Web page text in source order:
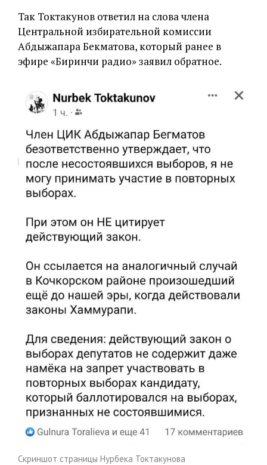
Так Токтакунов ответил на слова члена
Центральной избирательной комиссии
Абдыжапара Бекматова, который ранее в
эфире «Биринчи радио» заявил обратное.
Скриншот страницы Нурбека Токтакунова